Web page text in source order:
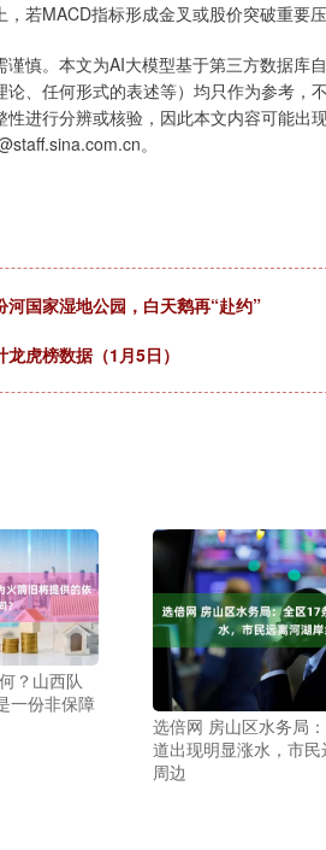
若MACD指标形成金叉或股价突破重要
慎。本文为AI大模型基于第三方数据库
、任何形式的表述等）均只作为参考，
进行分辨或核验，因此本文内容可能出
。
河国家湿地公园，白天鹅再“赴约”
虎榜数据（1月5日）
？山西队
一份非保障
选倍网 房山区水务局
道出现明显涨水，市
周边